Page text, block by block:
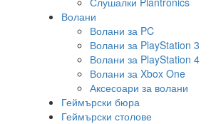
Волани
Волани за PC
Волани за PlayStation 3
Волани за PlayStation 4
Волани за Xbox One
Аксесоари за волани
Геймърски бюра
Геймърски столове